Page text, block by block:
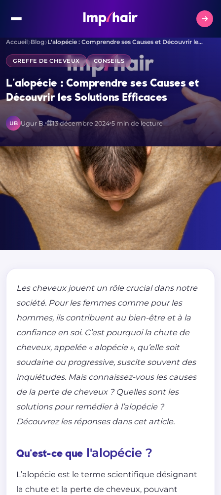
Accueil Blog L'alopécie : Comprendre ses Causes et Découvrir le…
GREFFE DE CHEVEUX CONSEILS
L'alopécie : Comprendre ses Causes et
Découvrir les Solutions Efficaces
UB Ugur B. 13 décembre 2024 5 min de lecture
Les cheveux jouent un rôle crucial dans notre
société. Pour les femmes comme pour les
hommes, ils contribuent au bien-être et à la
confiance en soi. C’est pourquoi la chute de
cheveux, appelée « alopécie », qu’elle soit
soudaine ou progressive, suscite souvent des
inquiétudes. Mais connaissez-vous les causes
de la perte de cheveux ? Quelles sont les
solutions pour remédier à l’alopécie ?
Découvrez les réponses dans cet article.
Qu'est-ce que l'alopécie ?
L’alopécie est le terme scientifique désignant
la chute et la perte de cheveux, pouvant